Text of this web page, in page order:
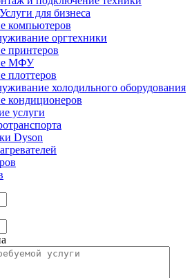
Услуги для бизнеса
компьютеров
оргтехники
принтеров
МФУ
плоттеров
холодильного оборудования
кондиционеров
услуги
Dyson